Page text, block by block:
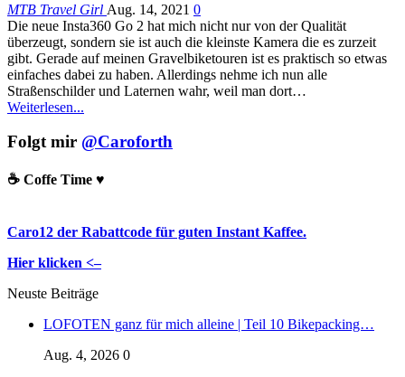
MTB Travel Girl Aug. 14, 2021 0
Die neue Insta360 Go 2 hat mich nicht nur von der Qualität
überzeugt, sondern sie ist auch die kleinste Kamera die es zurzeit
gibt. Gerade auf meinen Gravelbiketouren ist es praktisch so etwas
einfaches dabei zu haben. Allerdings nehme ich nun alle
Straßenschilder und Laternen wahr, weil man dort…
Weiterlesen...
Folgt mir @Caroforth
☕️ Coffe Time ♥️
Caro12 der Rabattcode für guten Instant Kaffee.
Hier klicken <–
Neuste Beiträge
LOFOTEN ganz für mich alleine | Teil 10 Bikepacking…
Aug. 4, 2026 0